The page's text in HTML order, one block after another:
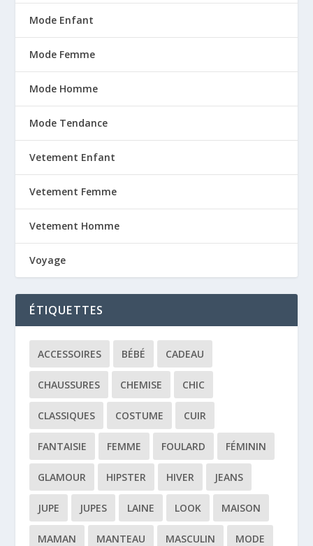
Mode Enfant
Mode Femme
Mode Homme
Mode Tendance
Vetement Enfant
Vetement Femme
Vetement Homme
Voyage
ÉTIQUETTES
ACCESSOIRES BÉBÉ CADEAU
CHAUSSURES CHEMISE CHIC
CLASSIQUES COSTUME CUIR
FANTAISIE FEMME FOULARD FÉMININ
GLAMOUR HIPSTER HIVER JEANS
JUPE JUPES LAINE LOOK MAISON
MAMAN MANTEAU MASCULIN MODE